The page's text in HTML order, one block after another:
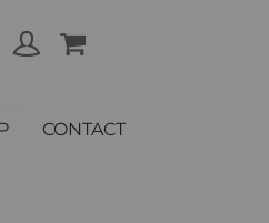
COȘUL MEU
CONTACT